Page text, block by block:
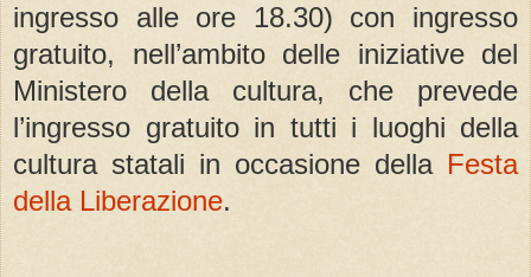
ingresso alle ore 18.30) con ingresso
gratuito, nell’ambito delle iniziative del
Ministero della cultura, che prevede
l’ingresso gratuito in tutti i luoghi della
cultura statali in occasione della Festa
della Liberazione.